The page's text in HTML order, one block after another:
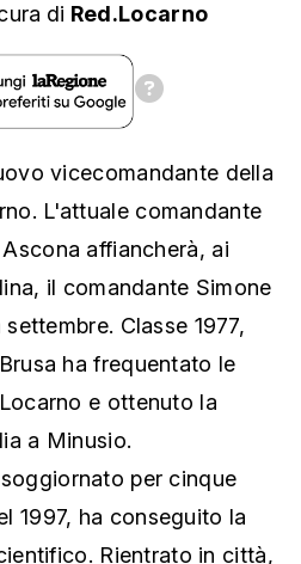
di Red.Locarno
vicecomandante della
L'attuale comandante
affiancherà, ai
il comandante Simone
Classe 1977,
ha frequentato le
e ottenuto la
a Minusio.
per cinque
1997, ha conseguito la
Rientrato in città,